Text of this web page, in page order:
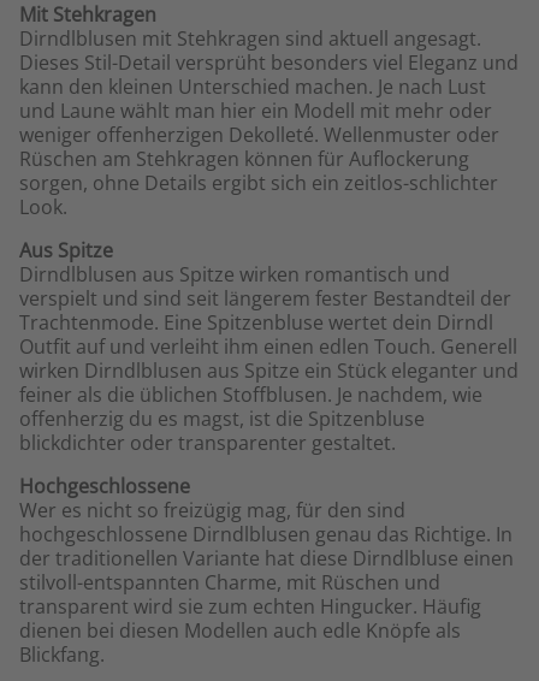
Mit Stehkragen
Dirndlblusen mit Stehkragen sind aktuell angesagt.
Dieses Stil-Detail versprüht besonders viel Eleganz und
kann den kleinen Unterschied machen. Je nach Lust
und Laune wählt man hier ein Modell mit mehr oder
weniger offenherzigen Dekolleté. Wellenmuster oder
Rüschen am Stehkragen können für Auflockerung
sorgen, ohne Details ergibt sich ein zeitlos-schlichter
Look.
Aus Spitze
Dirndlblusen aus Spitze wirken romantisch und
verspielt und sind seit längerem fester Bestandteil der
Trachtenmode. Eine Spitzenbluse wertet dein Dirndl
Outfit auf und verleiht ihm einen edlen Touch. Generell
wirken Dirndlblusen aus Spitze ein Stück eleganter und
feiner als die üblichen Stoffblusen. Je nachdem, wie
offenherzig du es magst, ist die Spitzenbluse
blickdichter oder transparenter gestaltet.
Hochgeschlossene
Wer es nicht so freizügig mag, für den sind
hochgeschlossene Dirndlblusen genau das Richtige. In
der traditionellen Variante hat diese Dirndlbluse einen
stilvoll-entspannten Charme, mit Rüschen und
transparent wird sie zum echten Hingucker. Häufig
dienen bei diesen Modellen auch edle Knöpfe als
Blickfang.